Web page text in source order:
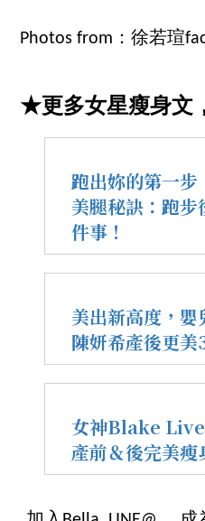
Photos from：徐若瑄
★更多女星瘦身文
跑出妳的第一
美腿秘訣：跑
件事！
美出新高度，嬰
陳妍希產後更美
女神Blake
產前＆後完美瘦